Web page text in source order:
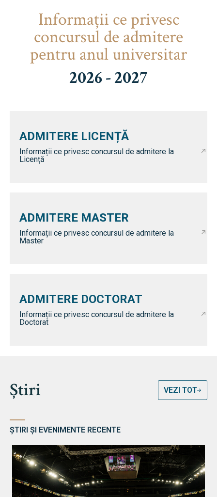
Informaţii ce privesc
concursul de admitere
pentru anul universitar
2026 - 2027
ADMITERE LICENȚĂ
Informații ce privesc concursul de admitere la
Licență
ADMITERE MASTER
Informații ce privesc concursul de admitere la
Master
ADMITERE DOCTORAT
Informații ce privesc concursul de admitere la
Doctorat
Știri VEZI TOT
ȘTIRI ȘI EVENIMENTE RECENTE